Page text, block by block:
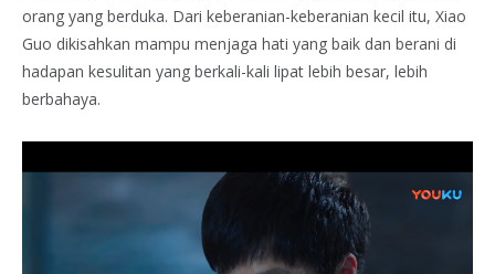
orang yang berduka. Dari keberanian-keberanian kecil itu, Xiao
Guo dikisahkan mampu menjaga hati yang baik dan berani di
hadapan kesulitan yang berkali-kali lipat lebih besar, lebih
berbahaya.